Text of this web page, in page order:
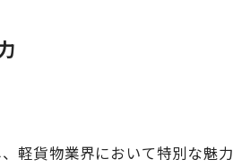
軽貨物業界において特別な魅